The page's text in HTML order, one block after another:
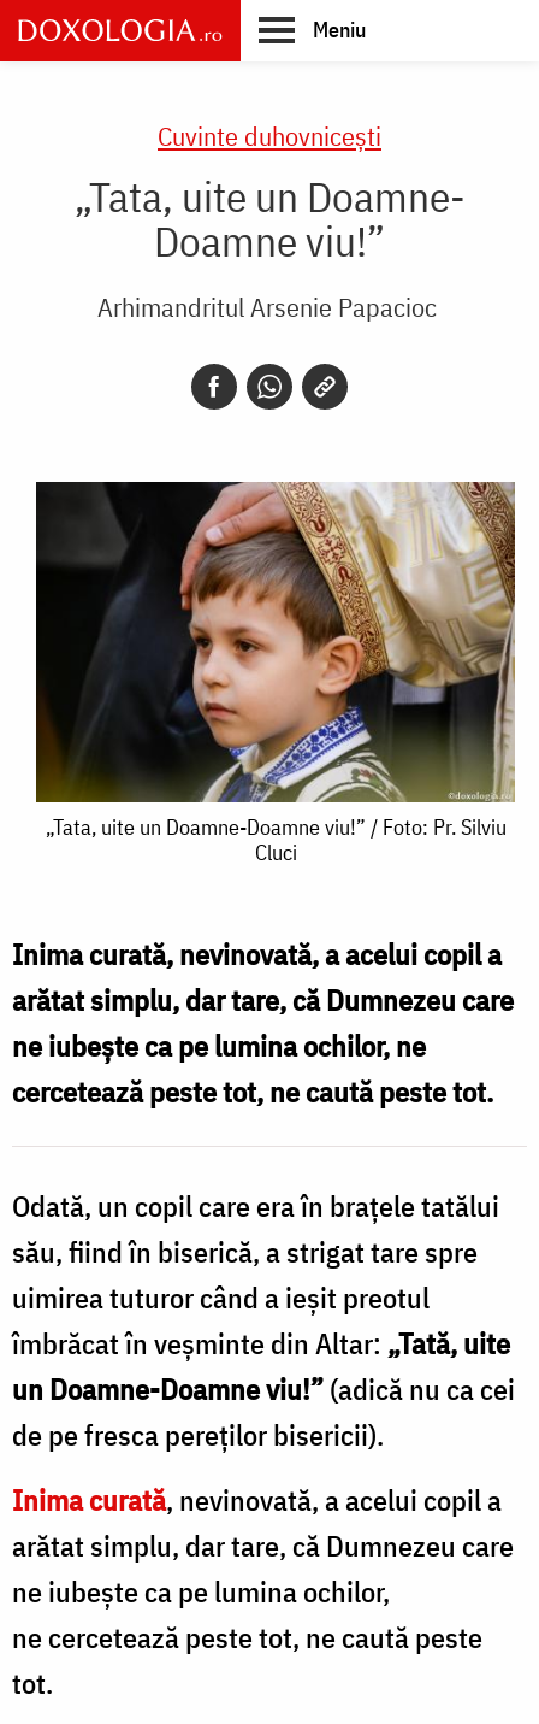
Skip
to
main
Meniu
Cuvinte duhovnicești
„Tata, uite un Doamne-
Doamne viu!”
Arhimandritul Arsenie Papacioc
„Tata,
Doamne-
Doamne
viu!”
Silviu
Cluci
„Tata, uite un Doamne-Doamne viu!” / Foto: Pr. Silviu
Cluci
Inima curată, nevinovată, a acelui copil a
arătat simplu, dar tare, că Dumnezeu care
ne iubește ca pe lumina ochilor, ne
cercetează peste tot, ne caută peste tot.
Odată, un copil care era în brațele tatălui
său, fiind în biserică, a strigat tare spre
uimirea tuturor când a ieșit preotul
îmbrăcat în veșminte din Altar: „Tată, uite
un Doamne-Doamne viu!”(adică nu ca cei
de pe fresca pereților bisericii).
Inima curată, nevinovată, a acelui copil a
arătat simplu, dar tare, că Dumnezeu care
ne iubește ca pe lumina ochilor,
ne cercetează peste tot, ne caută peste
tot.